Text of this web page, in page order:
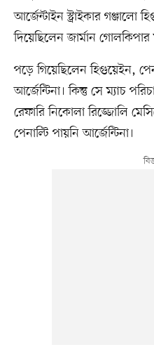
আর্জেন্টাইন স্ট্রাইকার গঞ্জালো
দিয়েছিলেন জার্মান গোলকিপার
পড়ে গিয়েছিলেন হিগুয়েইন,
আর্জেন্টিনা। কিন্তু সে ম্যাচ
রেফারি নিকোলা রিজ্জোলি
পেনাল্টি পায়নি আর্জেন্টিনা।